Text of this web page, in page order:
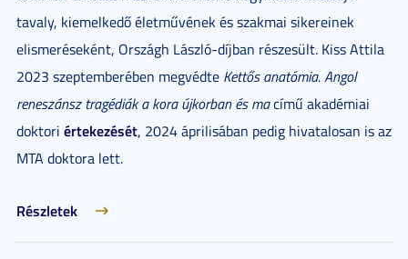
tavaly, kiemelkedő életművének és szakmai sikereinek
elismeréseként, Országh László-díjban részesült. Kiss Attila
2023 szeptemberében megvédte Kettős anatómia. Angol
reneszánsz tragédiák a kora újkorban és macímű akadémiai
doktori értekezését, 2024 áprilisában pedig hivatalosan is az
MTA doktora lett.
Részletek